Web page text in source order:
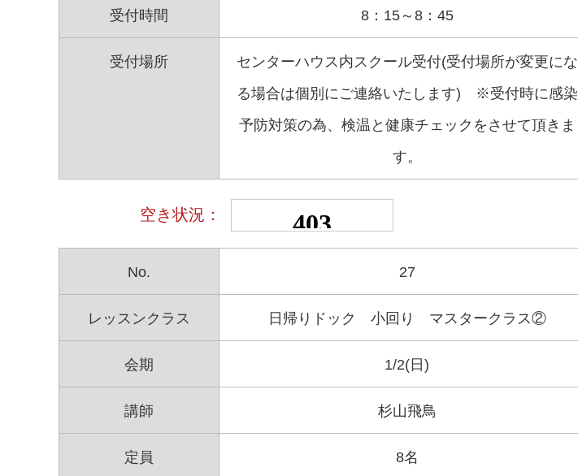
受付時間 8：15～8：45
受付場所
センターハウス内スクール受付(受付場所が変更にな
る場合は個別にご連絡いたします) ※受付時に感染
予防対策の為、検温と健康チェックをさせて頂きま
す。
No. 27
レッスンクラス 日帰りドック 小回り マスタークラス②
会期 1/2(日)
講師 杉山飛鳥
定員 8名